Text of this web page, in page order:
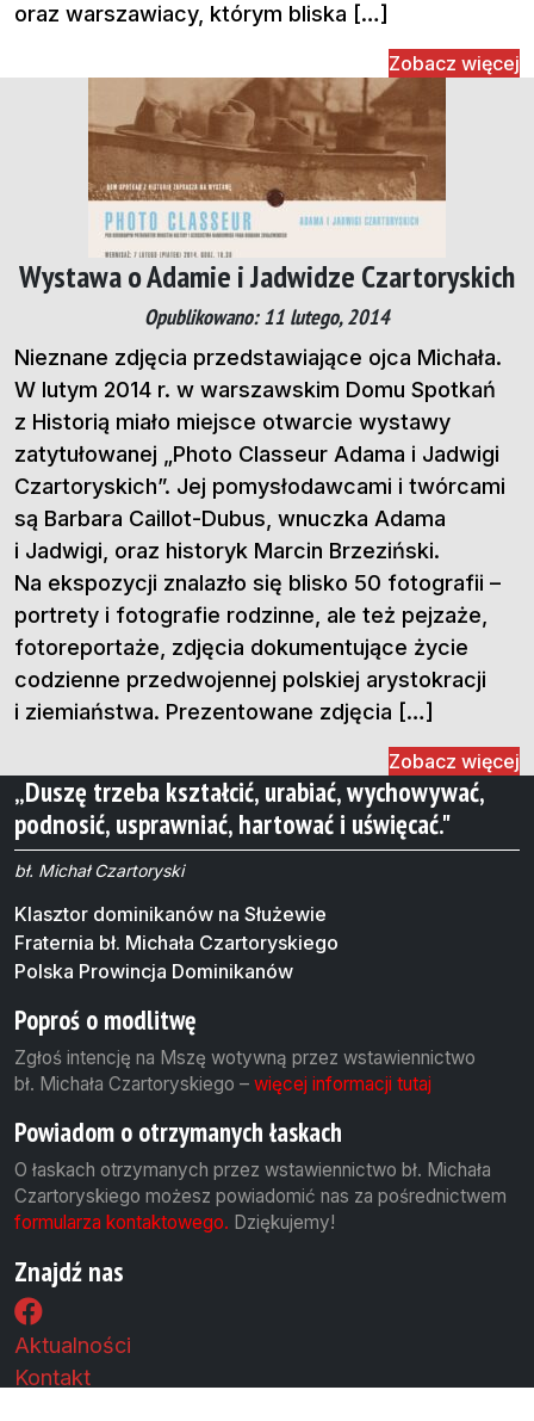
oraz warszawiacy, którym bliska […]
Zobacz więcej
Wystawa o Adamie i Jadwidze Czartoryskich
Opublikowano: 11 lutego, 2014
Nieznane zdjęcia przedstawiające ojca Michała.
W lutym 2014 r. w warszawskim Domu Spotkań
z Historią miało miejsce otwarcie wystawy
zatytułowanej „Photo Classeur Adama i Jadwigi
Czartoryskich”. Jej pomysłodawcami i twórcami
są Barbara Caillot-Dubus, wnuczka Adama
i Jadwigi, oraz historyk Marcin Brzeziński.
Na ekspozycji znalazło się blisko 50 fotografii –
portrety i fotografie rodzinne, ale też pejzaże,
fotoreportaże, zdjęcia dokumentujące życie
codzienne przedwojennej polskiej arystokracji
i ziemiaństwa. Prezentowane zdjęcia […]
Zobacz więcej
„Duszę trzeba kształcić, urabiać, wychowywać,
podnosić, usprawniać, hartować i uświęcać."
bł. Michał Czartoryski
Klasztor dominikanów na Służewie
Fraternia bł. Michała Czartoryskiego
Polska Prowincja Dominikanów
Poproś o modlitwę
Zgłoś intencję na Mszę wotywną przez wstawiennictwo
bł. Michała Czartoryskiego – więcej informacji tutaj
Powiadom o otrzymanych łaskach
O łaskach otrzymanych przez wstawiennictwo bł. Michała
Czartoryskiego możesz powiadomić nas za pośrednictwem
formularza kontaktowego. Dziękujemy!
Znajdź nas
Aktualności
Kontakt